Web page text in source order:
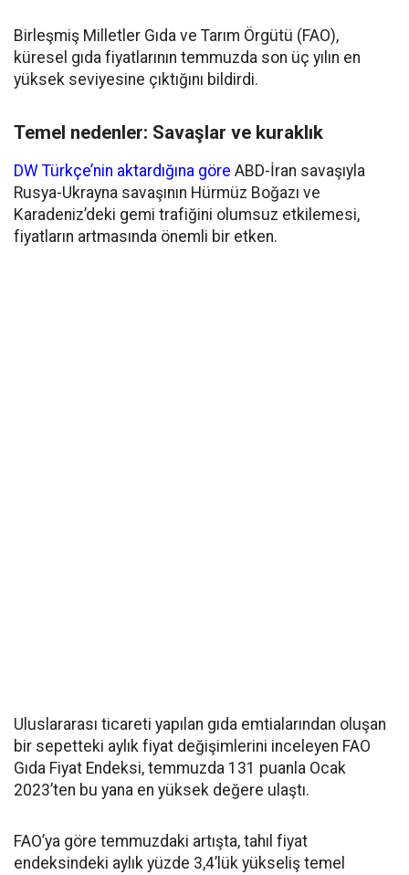
Birleşmiş Milletler Gıda ve Tarım Örgütü (FAO),
küresel gıda fiyatlarının temmuzda son üç yılın en
yüksek seviyesine çıktığını bildirdi.
Temel nedenler: Savaşlar ve kuraklık
DW Türkçe’nin aktardığına göre ABD-İran savaşıyla
Rusya-Ukrayna savaşının Hürmüz Boğazı ve
Karadeniz’deki gemi trafiğini olumsuz etkilemesi,
fiyatların artmasında önemli bir etken.
Uluslararası ticareti yapılan gıda emtialarından oluşan
bir sepetteki aylık fiyat değişimlerini inceleyen FAO
Gıda Fiyat Endeksi, temmuzda 131 puanla Ocak
2023’ten bu yana en yüksek değere ulaştı.
FAO’ya göre temmuzdaki artışta, tahıl fiyat
endeksindeki aylık yüzde 3,4’lük yükseliş temel